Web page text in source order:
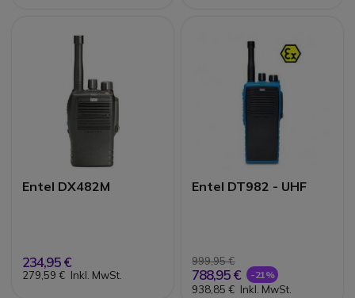
Entel DX482M
234,95 €
279,59 € Inkl. MwSt.
Entel DT982 - UHF
999,95 €
788,95 € -21%
938,85 € Inkl. MwSt.